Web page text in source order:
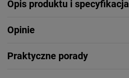
Opis produktu i specyfikacja
Opinie
Praktyczne porady